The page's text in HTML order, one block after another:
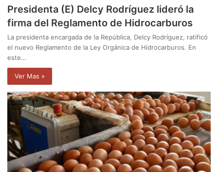
Presidenta (E) Delcy Rodríguez lideró la
firma del Reglamento de Hidrocarburos
La presidenta encargada de la República, Delcy Rodríguez, ratificó
el nuevo Reglamento de la Ley Orgánica de Hidrocarburos. En
este…
Ver Mas »